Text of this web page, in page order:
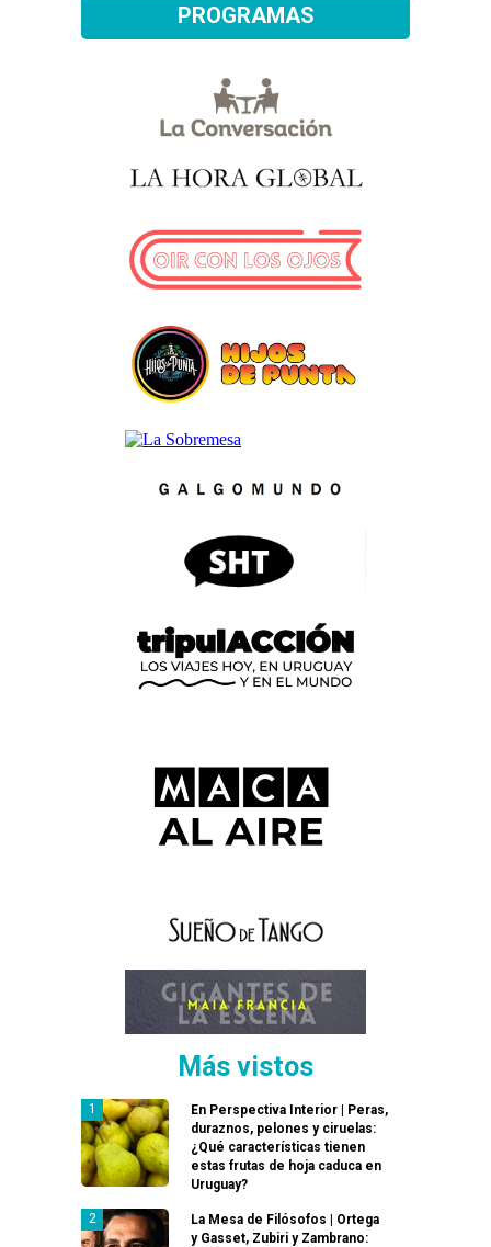
PROGRAMAS
Más vistos
En Perspectiva Interior | Peras,
duraznos, pelones y ciruelas:
¿Qué características tienen
estas frutas de hoja caduca en
Uruguay?
La Mesa de Filósofos | Ortega
y Gasset, Zubiri y Zambrano: